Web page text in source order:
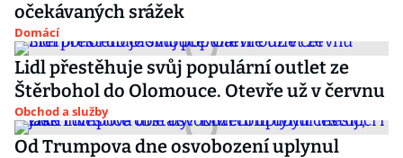
očekávaných srážek
Domácí
Lidl přestěhuje svůj populární outlet ze
Štěrbohol do Olomouce. Otevře už v červnu
Obchod a služby
Od Trumpova dne osvobození uplynul